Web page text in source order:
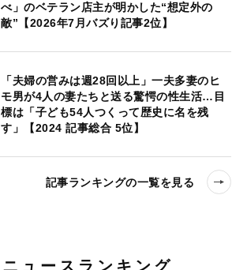
べ」のベテラン店主が明かした“想定外の
敵”【2026年7月バズり記事2位】
「夫婦の営みは週28回以上」一夫多妻のヒ
モ男が4人の妻たちと送る驚愕の性生活…目
標は「子ども54人つくって歴史に名を残
す」【2024 記事総合 5位】
記事ランキングの一覧を見る
ニュースランキング